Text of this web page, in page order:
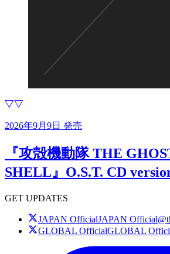
2026年9月9日 発売
『攻殻機動隊 THE
SHELL』O.S.T. CD
GET UPDATES
JAPAN OfficialJAPAN Official
GLOBAL OfficialGLOBAL